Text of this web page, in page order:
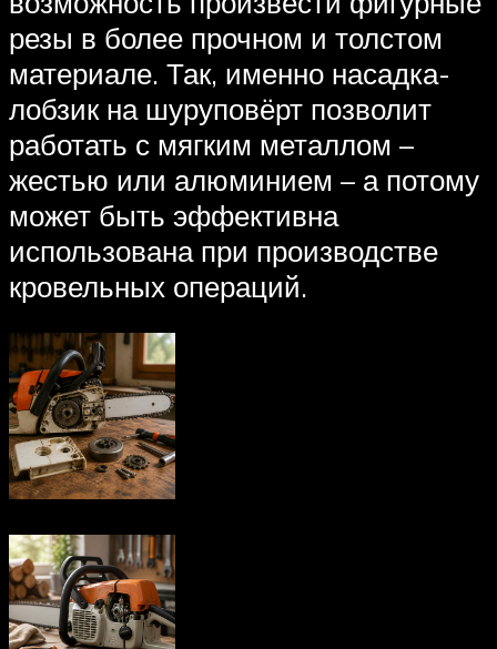
резы в более прочном и толстом
материале. Так, именно насадка-
лобзик на шуруповёрт позволит
работать с мягким металлом –
жестью или алюминием – а потому
может быть эффективна
использована при производстве
кровельных операций.